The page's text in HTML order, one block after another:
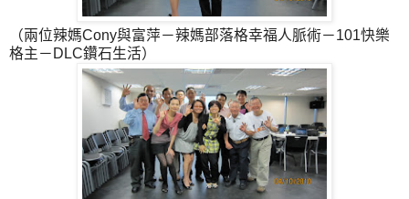
（兩位辣媽Cony與富萍－辣媽部落格幸福人脈術－101快樂
格主－DLC鑽石生活）